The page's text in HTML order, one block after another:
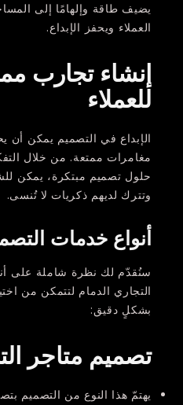
يضيف طاقة وإلهامًا إلى
العملاء ويحفز الإبداع.
إنشاء تجارب
للعملاء
الإبداع في التصميم يمكن أن
مغامرات ممتعة. من خلال
حلول تصميم مبتكرة، يمكن
وتترك لديهم ذكريات لا تُنسى.
أنواع خدمات
سنُقدّم لك نظرة شاملة على
التجاري الدمام لتتمكن من
بشكلٍ دقيق:
تصميم متاجر
يهتمّ هذا النوع من التصميم